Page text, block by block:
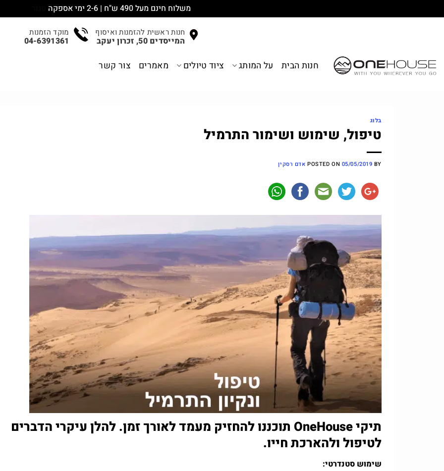
משלוח חינם מעל 490 ש"ח | 2-6 ימי אספקה
חנות ראשית להזמנות ואיסוף
המייסדים 50, זכרון יעקב
מוקד הזמנות
04-6391361
חנות הבית על המותג ציוד טיולים מאמרים צור קשר
בלוג
טיפול, שימוש ושימור התרמיל
POSTED ON 05/05/2019 BY אדם רסקין
תיקי OneHouse תוכננו להחזיק מעמד לאורך זמן. להלן עיקרי הדברים
לטיפול ולהארכת חייו.
שימוש סטנדרטי: